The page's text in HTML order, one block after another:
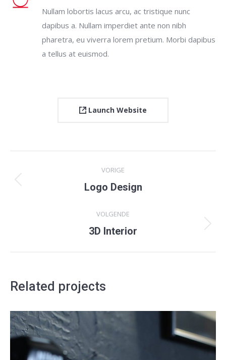
Nullam lobortis lacus arcu, ac tristique nunc
dapibus a. Nullam imperdiet ante non nibh
pharetra, eu viverra lorem pretium. Morbi dapibus
a tellus at euismod.
Launch Website
navigation
VORIGE
Previous
Logo Design
VOLGENDE
Next
3D Interior
Related projects